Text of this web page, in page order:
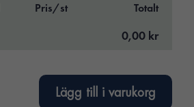
Pris/st Totalt
0,00 kr
Lägg till i varukorg